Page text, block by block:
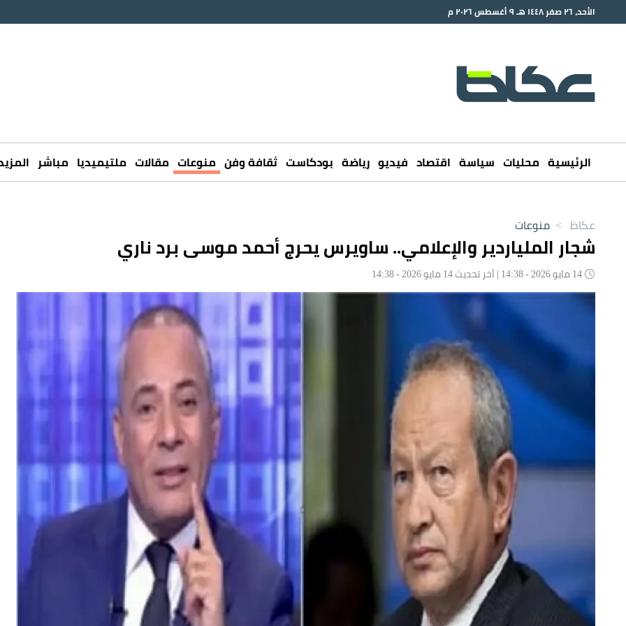
الأحد، ٢٦ صفر ١٤٤٨ هـ ٩ أغسطس ٢٠٢٦ م
الرئيسية محليات سياسة اقتصاد فيديو رياضة بودكاست ثقافة وفن منوعات مقالات ملتيميديا مباشر
عكاظ > منوعات
شجار الملياردير والإعلامي.. ساويرس يحرج أحمد موسى برد ناري